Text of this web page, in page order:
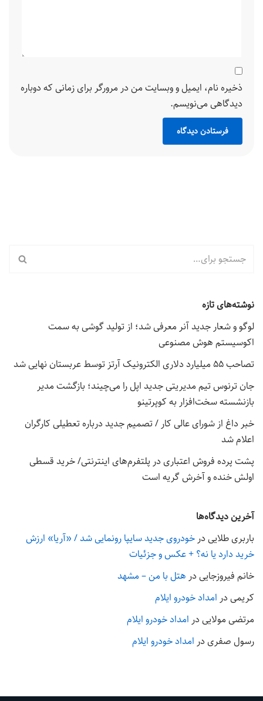
ذخیره نام، ایمیل و وبسایت من در مرورگر برای زمانی که دوباره
دیدگاهی می‌نویسم.
نوشته‌های تازه
لوگو و شعار جدید آنر معرفی شد؛ از تولید گوشی به سمت
اکوسیستم هوش مصنوعی
تصاحب ۵۵ میلیارد دلاری الکترونیک آرتز توسط عربستان نهایی شد
جان ترنوس تیم مدیریتی جدید اپل را می‌چیند؛ بازگشت مدیر
بازنشسته سخت‌افزار به کوپرتینو
خبر داغ از شورای عالی کار / تصمیم جدید درباره تعطیلی کارگران
اعلام شد
پشت پرده فروش اعتباری در پلتفرم‌های اینترنتی/ خرید قسطی
اولش خنده و آخرش گریه است
آخرین دیدگاه‌ها
باربری طلایی در خودروی جدید سایپا رونمایی شد / «آریا» ارزش
خرید دارد یا نه؟ + عکس و جزئیات
خانم فیروزجایی در هتل با من – مشهد
کریمی در امداد خودرو ایلام
مرتضی مولایی در امداد خودرو ایلام
رسول صفری در امداد خودرو ایلام